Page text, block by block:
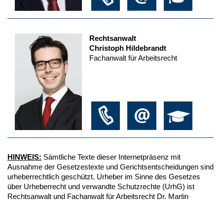
Rechtsanwalt
Christoph Hildebrandt
Fachanwalt für Arbeitsrecht
HINWEIS: Sämtliche Texte dieser Internetpräsenz mit
Ausnahme der Gesetzestexte und Gerichtsentscheidungen sind
urheberrechtlich geschützt. Urheber im Sinne des Gesetzes
über Urheberrecht und verwandte Schutzrechte (UrhG) ist
Rechtsanwalt und Fachanwalt für Arbeitsrecht Dr. Martin